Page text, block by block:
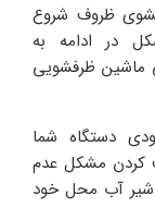
ظروف شروع
در ادامه به
ماشین ظرفشویی
دستگاه شما
کردن مشکل عدم
شیر آب محل خود